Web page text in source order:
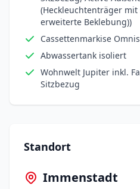
(Heckleuchtenträger
erweiterte Beklebung))
Cassettenmarkise
Abwassertank isoliert
Wohnwelt Jupiter inkl.
Sitzbezug
Standort
Immenstadt